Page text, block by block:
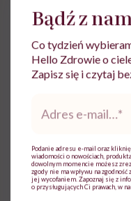
Zobacz
Bądź z
Co tydzień
Hello Zdrowie o
Zapisz się i czytaj
*
Podanie adresu e-mail oraz
wiadomości o nowościach,
dowolnym momencie możesz
zgody nie ma wpływu na
jej wycofaniem. Zapoznaj się z
o przysługujących Ci prawach, w